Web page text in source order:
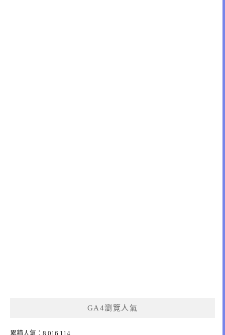
GA4瀏覽人氣
累積人氣：8,016,114